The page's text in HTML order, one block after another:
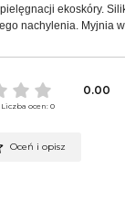
ekoskóry.
nachylenia. Myjnia
0.00
Liczba ocen: 0
Oceń i opisz